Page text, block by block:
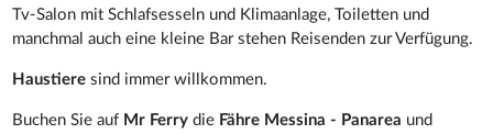
Tv-Salon mit Schlafsesseln und Klimaanlage, Toiletten und
manchmal auch eine kleine Bar stehen Reisenden zur Verfügung.
Haustiere sind immer willkommen.
Buchen Sie auf Mr Ferry die Fähre Messina - Panarea und